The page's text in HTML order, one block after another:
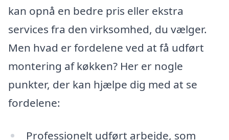
kan opnå en bedre pris eller ekstra
services fra den virksomhed, du vælger.
Men hvad er fordelene ved at få udført
montering af køkken? Her er nogle
punkter, der kan hjælpe dig med at se
fordelene:
Professionelt udført arbejde, som